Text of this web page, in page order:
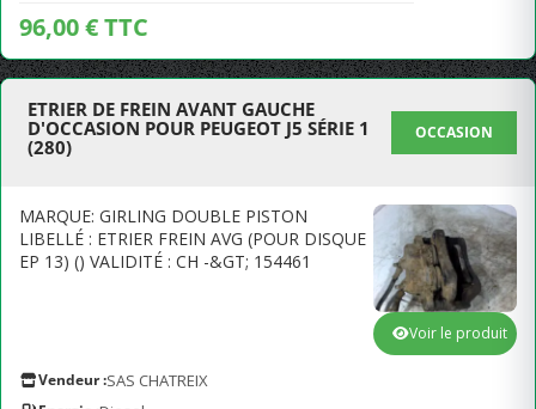
96,00 € TTC
ETRIER DE FREIN AVANT GAUCHE
D'OCCASION POUR PEUGEOT J5 SÉRIE 1
(280)
OCCASION
MARQUE: GIRLING DOUBLE PISTON
LIBELLÉ : ETRIER FREIN AVG (POUR DISQUE
EP 13) () VALIDITÉ : CH -&GT; 154461
Vendeur :SAS CHATREIX
Voir le produit